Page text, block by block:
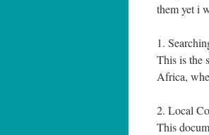
them yet i
1.
This is the
Africa,
2. Local
This